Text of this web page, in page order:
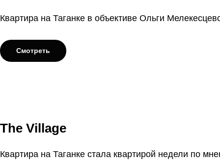
Квартира на Таганке в объективе Ольги
Смотреть
The Village
Квартира на Таганке стала квартирой недели по